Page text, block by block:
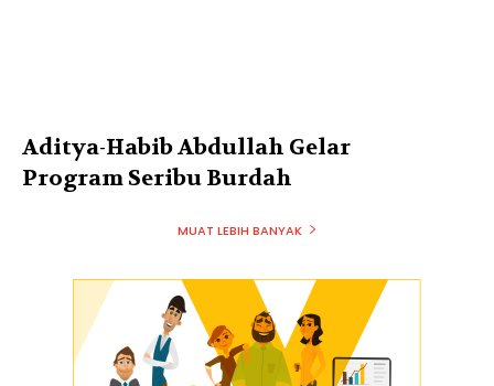
Aditya-Habib Abdullah Gelar
Program Seribu Burdah
MUAT LEBIH BANYAK